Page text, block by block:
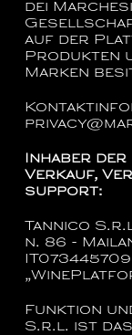
dei
auf der
Produkten
Marken
Inhaber
Verkauf,
support:
Tannico
n. 86 -
Funktion
S.r.l. ist